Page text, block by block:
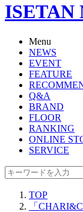
ISETAN
Menu
NEWS
EVENT
FEATURE
Q&A
BRAND
FLOOR
RANKING
ONLINE
SERVICE
TOP
「